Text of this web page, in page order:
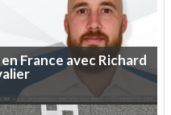
enFrance avecRichard